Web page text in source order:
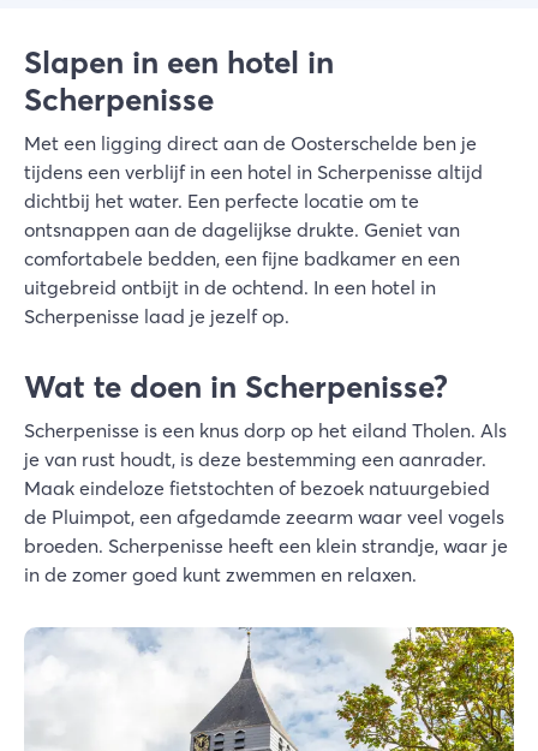
Slapen in een hotel in
Scherpenisse
Met een ligging direct aan de Oosterschelde ben je
tijdens een verblijf in een hotel in Scherpenisse altijd
dichtbij het water. Een perfecte locatie om te
ontsnappen aan de dagelijkse drukte. Geniet van
comfortabele bedden, een fijne badkamer en een
uitgebreid ontbijt in de ochtend. In een hotel in
Scherpenisse laad je jezelf op.
Wat te doen in Scherpenisse?
Scherpenisse is een knus dorp op het eiland Tholen. Als
je van rust houdt, is deze bestemming een aanrader.
Maak eindeloze fietstochten of bezoek natuurgebied
de Pluimpot, een afgedamde zeearm waar veel vogels
broeden. Scherpenisse heeft een klein strandje, waar je
in de zomer goed kunt zwemmen en relaxen.